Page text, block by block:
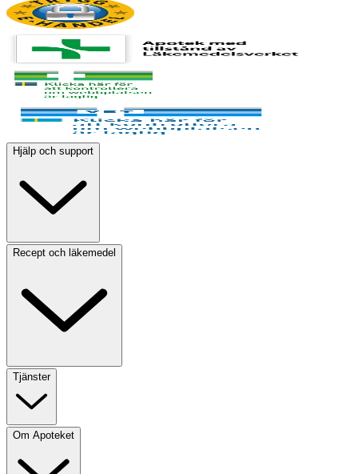
Hjälp och support
Recept och läkemedel
Tjänster
Om Apoteket